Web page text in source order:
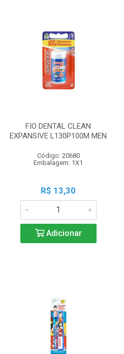
FIO DENTAL CLEAN
EXPANSIVE L130P100M MEN
Código: 20680
Embalagem: 1X1
R$ 13,30
Adicionar